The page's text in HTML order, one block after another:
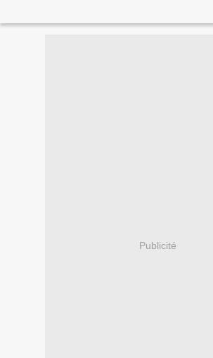
Publicité